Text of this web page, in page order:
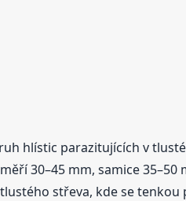
hlístic parazitujících v
30–45 mm, samice
střeva, kde se